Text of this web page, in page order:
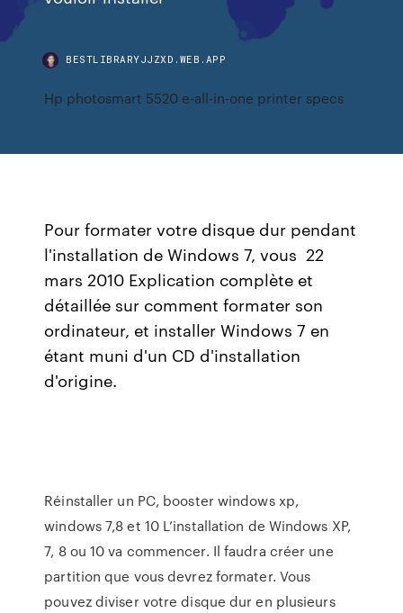
BESTLIBRARYJJZXD.WEB.APP
Hp photosmart 5520 e-all-in-one printer specs
Pour formater votre disque dur pendant
l'installation de Windows 7, vous 22
mars 2010 Explication complète et
détaillée sur comment formater son
ordinateur, et installer Windows 7 en
étant muni d'un CD d'installation
d'origine.
Réinstaller un PC, booster windows xp,
windows 7,8 et 10 L’installation de Windows XP,
7, 8 ou 10 va commencer. Il faudra créer une
partition que vous devrez formater. Vous
pouvez diviser votre disque dur en plusieurs